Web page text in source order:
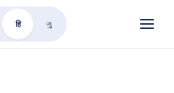
हि ગુ